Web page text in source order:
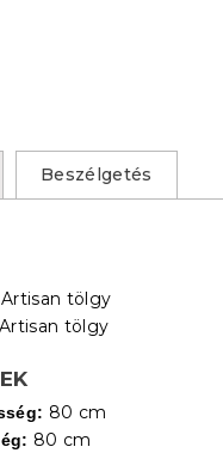
Beszélgetés
Artisan tölgy
Artisan tölgy
80 cm
80 cm